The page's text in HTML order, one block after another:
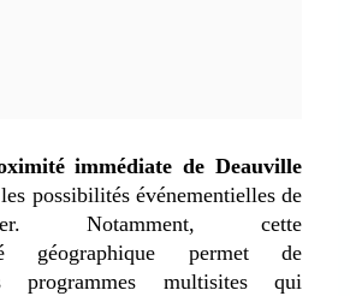
immédiate de Deauville
possibilités événementielles de
Notamment, cette
géographique permet de
programmes multisites qui